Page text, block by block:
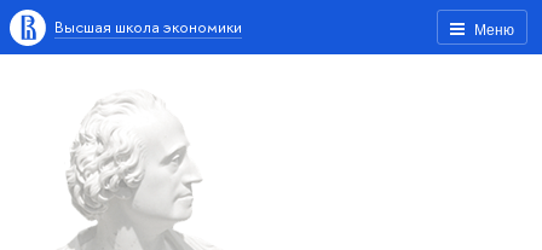
Меню
Высшая школа экономики